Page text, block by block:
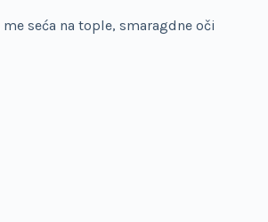
seća na tople, smaragdne oči